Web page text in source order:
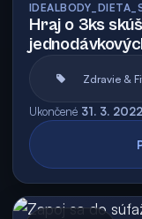
Hraj o 3ks
Zdravie &
Ukončené 31. 3. 2022